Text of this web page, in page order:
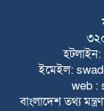
ইমেইল:
web :
বাংলাদেশ তথ্য